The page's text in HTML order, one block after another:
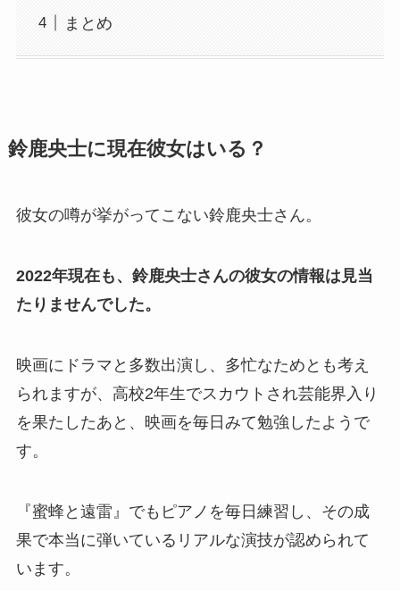
まとめ
鈴鹿央士に現在彼女はいる？
彼女の噂が挙がってこない鈴鹿央士さん。
2022年現在も、鈴鹿央士さんの彼女の情報は見当
たりませんでした。
映画にドラマと多数出演し、多忙なためとも考え
られますが、高校2年生でスカウトされ芸能界入り
を果たしたあと、映画を毎日みて勉強したようで
す。
『蜜蜂と遠雷』でもピアノを毎日練習し、その成
果で本当に弾いているリアルな演技が認められて
います。